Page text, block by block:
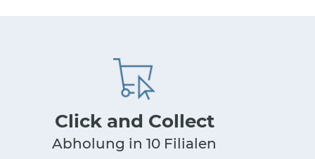
Click and Collect
Abholung in 10 Filialen